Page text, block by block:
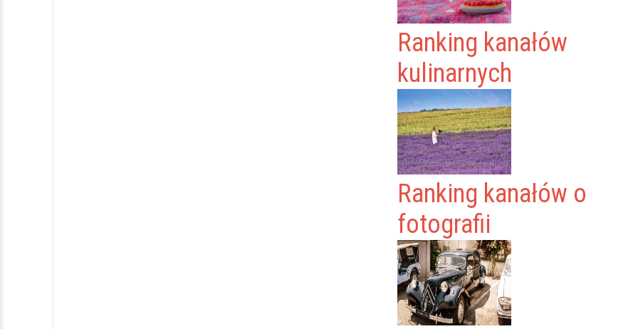
Ranking kanałów
kulinarnych
Ranking kanałów o
fotografii